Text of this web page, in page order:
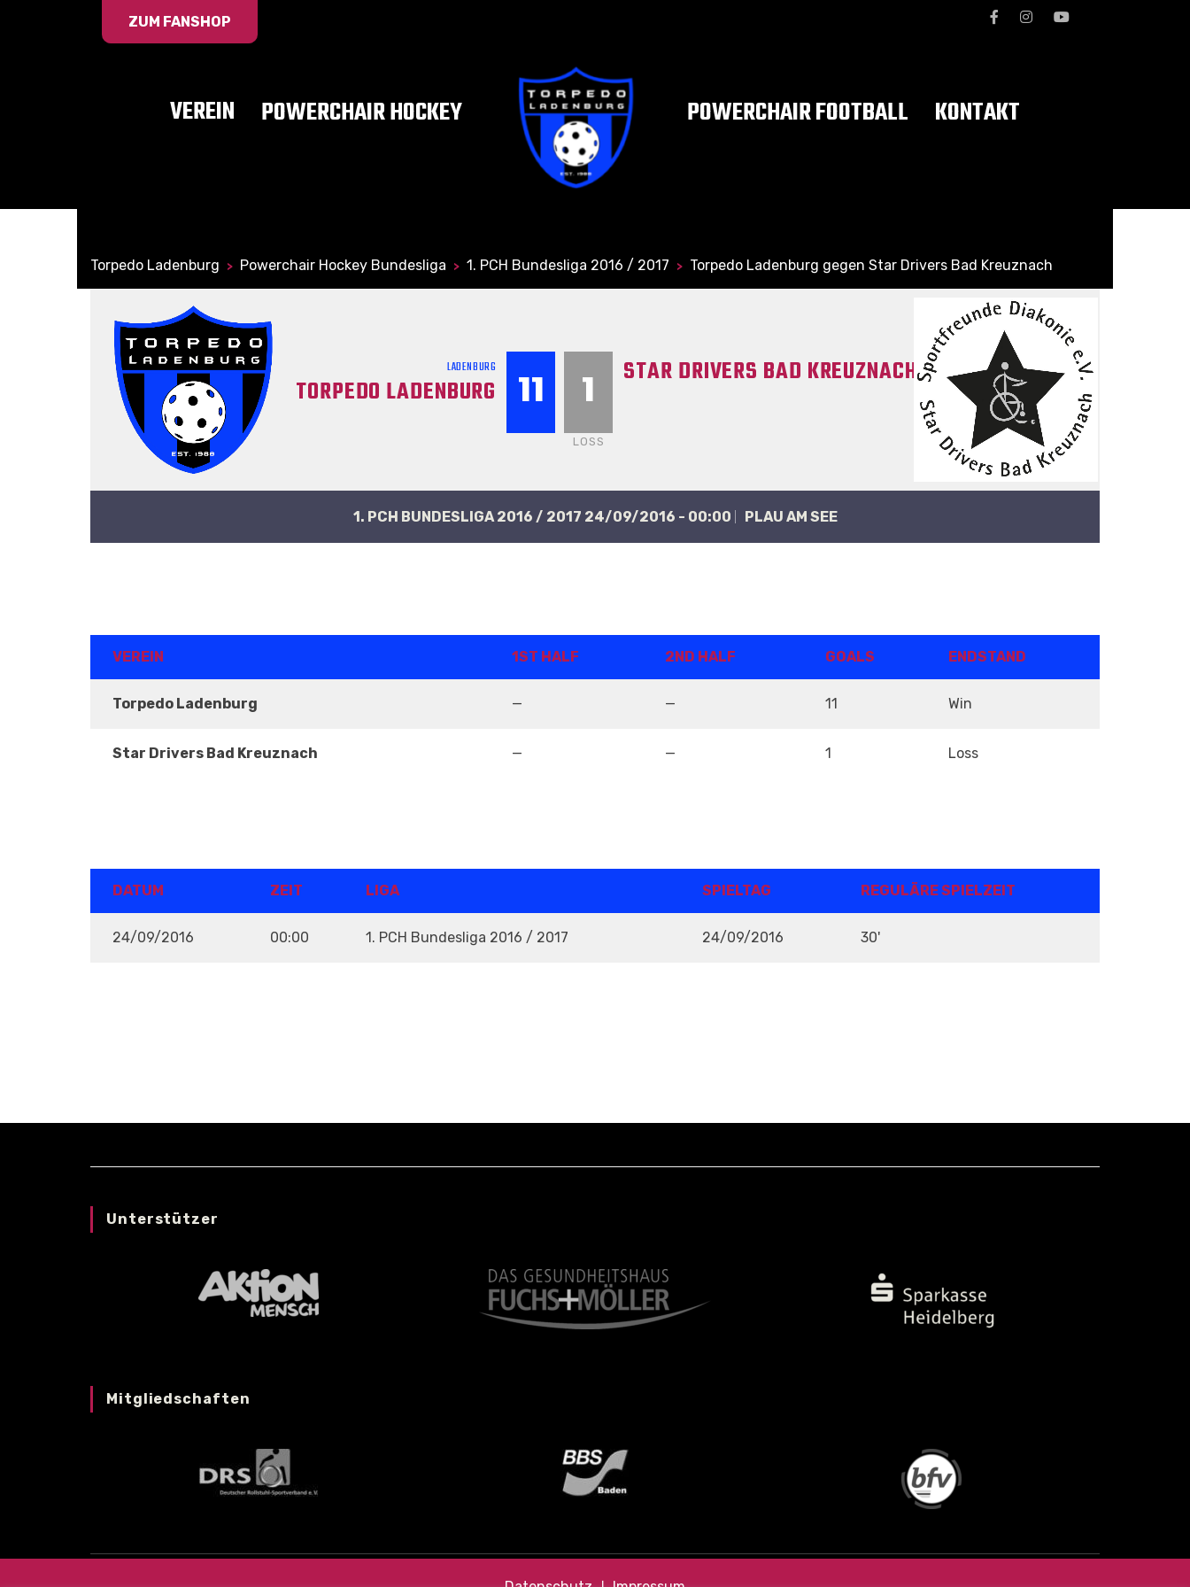
ZUM FANSHOP
VEREIN POWERCHAIR HOCKEY POWERCHAIR FOOTBALL KONTAKT
Torpedo Ladenburg > Powerchair Hockey Bundesliga > 1. PCH Bundesliga 2016 / 2017 > Torpedo Ladenburg gegen Star Drivers Bad Kreuznach
LADENBURG
TORPEDO LADENBURG 11 1
LOSS
STAR DRIVERS BAD KREUZNACH
1. PCH BUNDESLIGA 2016 / 2017 24/09/2016 - 00:00 PLAU AM SEE
VEREIN 1ST HALF 2ND HALF GOALS ENDSTAND
Torpedo Ladenburg — — 11 Win
Star Drivers Bad Kreuznach — — 1 Loss
DATUM ZEIT LIGA SPIELTAG REGULÄRE SPIELZEIT
24/09/2016 00:00 1. PCH Bundesliga 2016 / 2017 24/09/2016 30'
Unterstützer
Mitgliedschaften